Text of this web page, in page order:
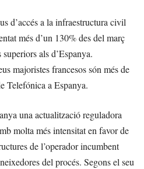
d’accés a la infraestructura civil
més d’un 130% des del març
als d’Espanya.
majoristes francesos són més de
Telefónica a Espanya.
una actualització reguladora
molta més intensitat en favor de
de l’operador incumbent
del procés. Segons el seu